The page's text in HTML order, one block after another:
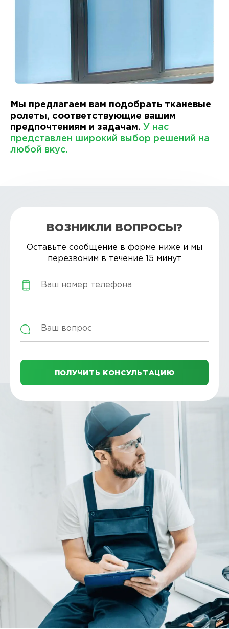
Мы предлагаем вам подобрать тканевые
ролеты, соответствующие вашим
предпочтениям и задачам. У нас
представлен широкий выбор решений на
любой вкус.
ВОЗНИКЛИ ВОПРОСЫ?
Оставьте сообщение в форме ниже и мы
перезвоним в течение 15 минут